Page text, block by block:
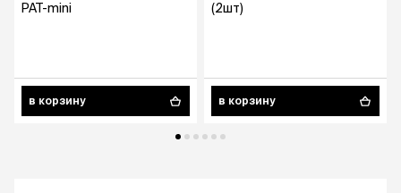
PAT-mini
в корзину
(2шт)
в корзину